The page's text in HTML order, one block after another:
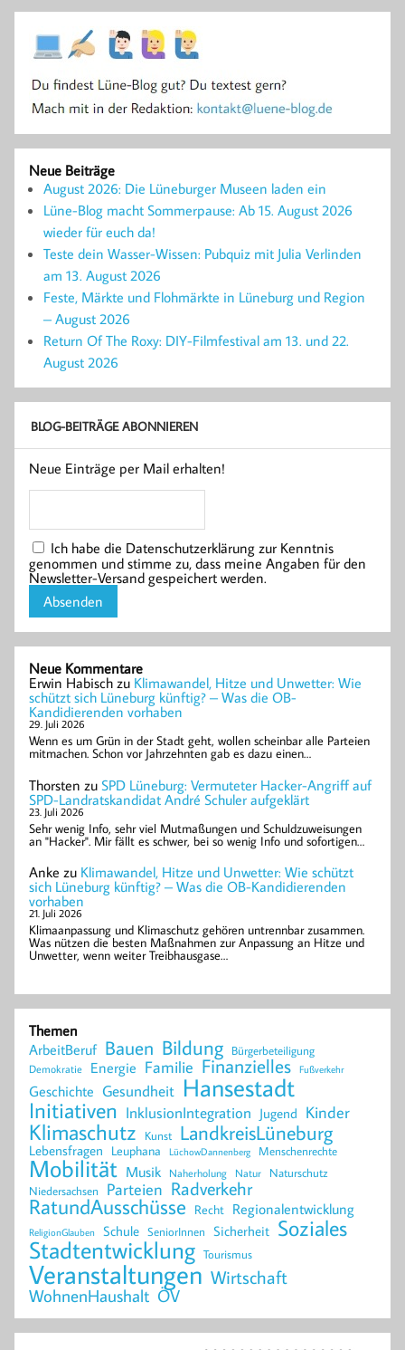
Neue Beiträge
August 2026: Die Lüneburger Museen laden ein
Lüne-Blog macht Sommerpause: Ab 15. August 2026
wieder für euch da!
Teste dein Wasser-Wissen: Pubquiz mit Julia Verlinden
am 13. August 2026
Feste, Märkte und Flohmärkte in Lüneburg und Region
– August 2026
Return Of The Roxy: DIY-Filmfestival am 13. und 22.
August 2026
BLOG-BEITRÄGE ABONNIEREN
Neue Einträge per Mail erhalten!
Ich habe die Datenschutzerklärung zur Kenntnis
genommen und stimme zu, dass meine Angaben für den
Newsletter-Versand gespeichert werden.
Neue Kommentare
Erwin Habisch zu Klimawandel, Hitze und Unwetter: Wie
schützt sich Lüneburg künftig? – Was die OB-
Kandidierenden vorhaben
29. Juli 2026
Wenn es um Grün in der Stadt geht, wollen scheinbar alle Parteien
mitmachen. Schon vor Jahrzehnten gab es dazu einen…
Thorsten zu SPD Lüneburg: Vermuteter Hacker-Angriff auf
SPD-Landratskandidat André Schuler aufgeklärt
23. Juli 2026
Sehr wenig Info, sehr viel Mutmaßungen und Schuldzuweisungen
an "Hacker". Mir fällt es schwer, bei so wenig Info und sofortigen…
Anke zu Klimawandel, Hitze und Unwetter: Wie schützt
sich Lüneburg künftig? – Was die OB-Kandidierenden
vorhaben
21. Juli 2026
Klimaanpassung und Klimaschutz gehören untrennbar zusammen.
Was nützen die besten Maßnahmen zur Anpassung an Hitze und
Unwetter, wenn weiter Treibhausgase…
Themen
ArbeitBeruf Bauen Bildung Bürgerbeteiligung
Demokratie Energie Familie Finanzielles Fußverkehr
Geschichte Gesundheit Hansestadt
Initiativen InklusionIntegration Jugend Kinder
Klimaschutz Kunst LandkreisLüneburg
Lebensfragen Leuphana LüchowDannenberg Menschenrechte
Mobilität Musik Naherholung Natur Naturschutz
Niedersachsen Parteien Radverkehr
RatundAusschüsse Recht Regionalentwicklung
ReligionGlauben Schule SeniorInnen Sicherheit Soziales
Stadtentwicklung Tourismus
Veranstaltungen Wirtschaft
WohnenHaushalt ÖV